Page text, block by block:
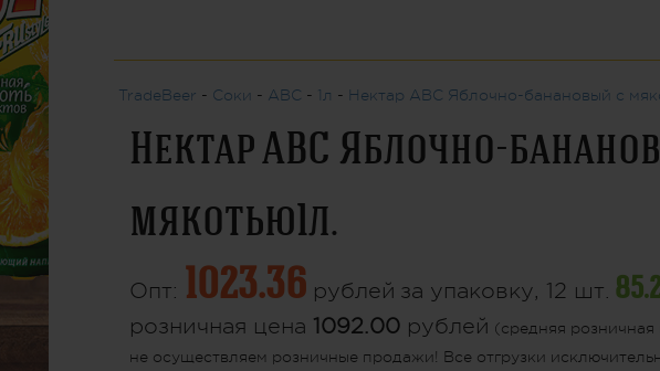
TradeBeer - Соки - АВС - 1л - Нектар АВС Яблочно-банановый с
Нектар АВС Яблочно-
мякотью1л.
Опт: 1023.36 рублей за упаковку, 12 шт.
розничная цена 1092.00 рублей (средняя
не осуществляем розничные продажи! Все отгрузки